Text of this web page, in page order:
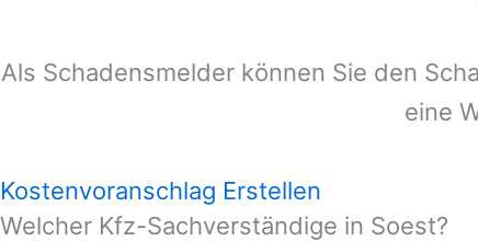
Als Schadensmelder können Sie den
eine
Kostenvoranschlag Erstellen
Welcher Kfz-Sachverständige in Soest?